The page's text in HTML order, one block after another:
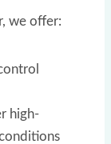
we offer:
high-